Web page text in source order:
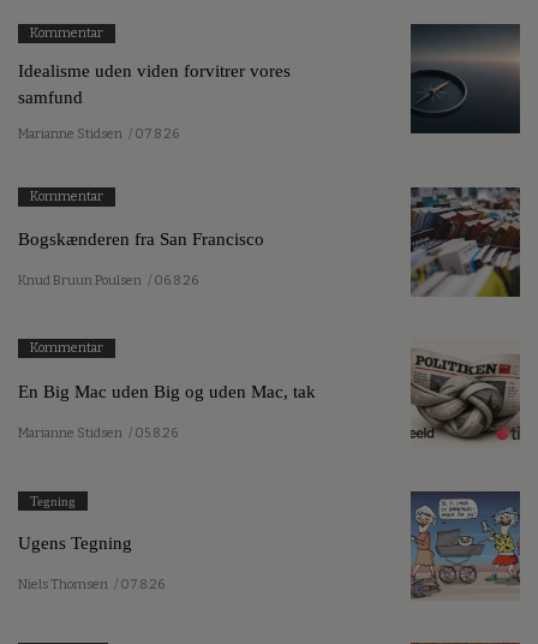
Kommentar
Idealisme uden viden forvitrer vores
samfund
Marianne Stidsen / 07.8.26
Kommentar
Bogskænderen fra San Francisco
Knud Bruun Poulsen / 06.8.26
Kommentar
En Big Mac uden Big og uden Mac, tak
Marianne Stidsen / 05.8.26
Tegning
Ugens Tegning
Niels Thomsen / 07.8.26